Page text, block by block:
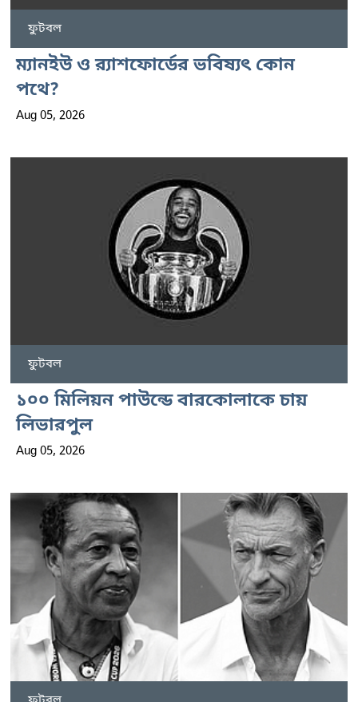
ফুটবল
ম্যানইউ ও র‍্যাশফোর্ডের ভবিষ্যৎ কোন
পথে?
Aug 05, 2026
ফুটবল
১০০ মিলিয়ন পাউন্ডে বারকোলাকে চায়
লিভারপুল
Aug 05, 2026